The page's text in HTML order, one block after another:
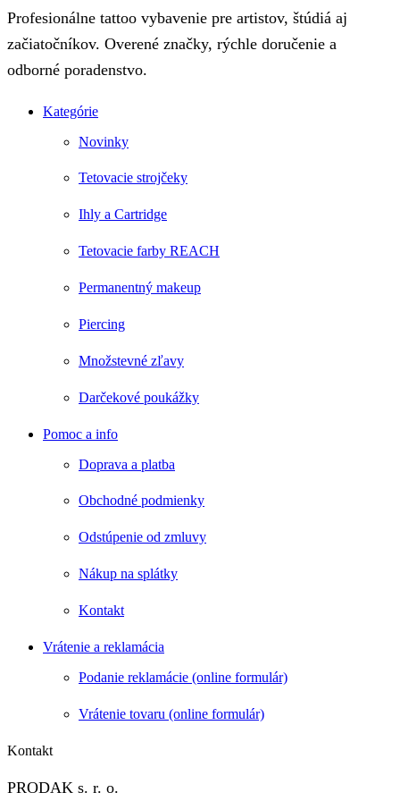
Profesionálne tattoo vybavenie pre artistov, štúdiá aj
začiatočníkov. Overené značky, rýchle doručenie a
odborné poradenstvo.
Kategórie
Novinky
Tetovacie strojčeky
Ihly a Cartridge
Tetovacie farby REACH
Permanentný makeup
Piercing
Množstevné zľavy
Darčekové poukážky
Pomoc a info
Doprava a platba
Obchodné podmienky
Odstúpenie od zmluvy
Nákup na splátky
Kontakt
Vrátenie a reklamácia
Podanie reklamácie (online formulár)
Vrátenie tovaru (online formulár)
Kontakt
PRODAK s. r. o.